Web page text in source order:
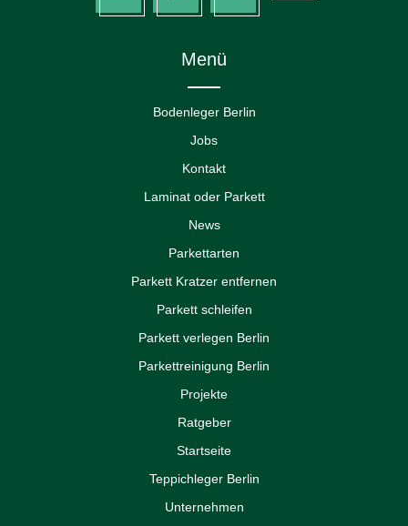
Menü
Bodenleger Berlin
Jobs
Kontakt
Laminat oder Parkett
News
Parkettarten
Parkett Kratzer entfernen
Parkett schleifen
Parkett verlegen Berlin
Parkettreinigung Berlin
Projekte
Ratgeber
Startseite
Teppichleger Berlin
Unternehmen